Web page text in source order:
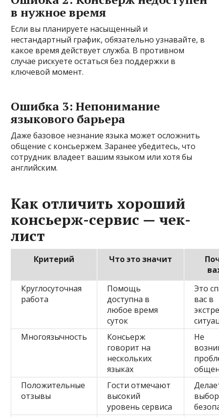
в нужное время
Если вы планируете насыщенный и
нестандартный график, обязательно узнавайте, в
какое время действует служба. В противном
случае рискуете остаться без поддержки в
ключевой момент.
Ошибка 3: Непонимание
языкового барьера
Даже базовое незнание языка может осложнить
общение с консьержем. Заранее убедитесь, что
сотрудник владеет вашим языком или хотя бы
английским.
Как отличить хороший
консьерж-сервис — чек-
лист
Критерий Что это значит
Круглосуточная
работа
Помощь
доступна в
любое время
суток
Это
вас в
Многоязычность
Консьерж
говорит на
нескольких
языках
Не
Положительные
отзывы
Гости отмечают
высокий
уровень сервиса